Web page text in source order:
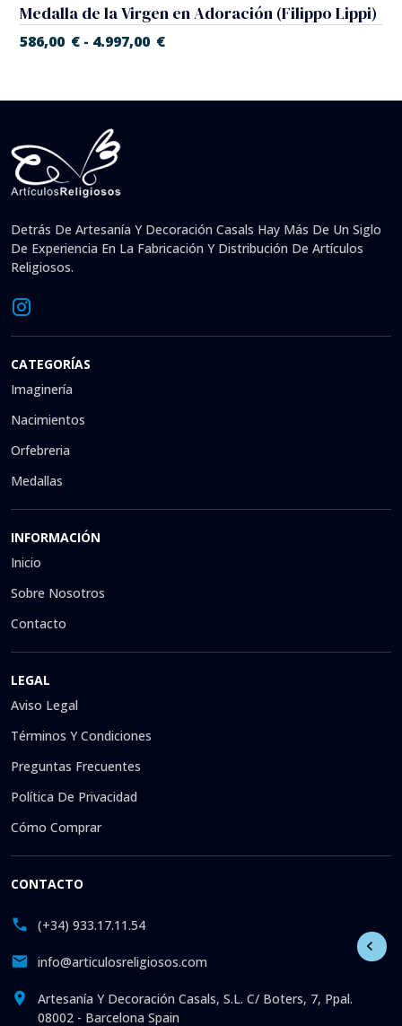
Medalla de la Virgen en Adoración (Filippo Lippi)
586,00 € - 4.997,00 €
Detrás De Artesanía Y Decoración Casals Hay Más De Un Siglo
De Experiencia En La Fabricación Y Distribución De Artículos
Religiosos.
CATEGORÍAS
Imaginería
Nacimientos
Orfebreria
Medallas
INFORMACIÓN
Inicio
Sobre Nosotros
Contacto
LEGAL
Aviso Legal
Términos Y Condiciones
Preguntas Frecuentes
Política De Privacidad
Cómo Comprar
CONTACTO
(+34) 933.17.11.54
info@articulosreligiosos.com
Artesanía Y Decoración Casals, S.L. C/ Boters, 7, Ppal.
08002 - Barcelona Spain